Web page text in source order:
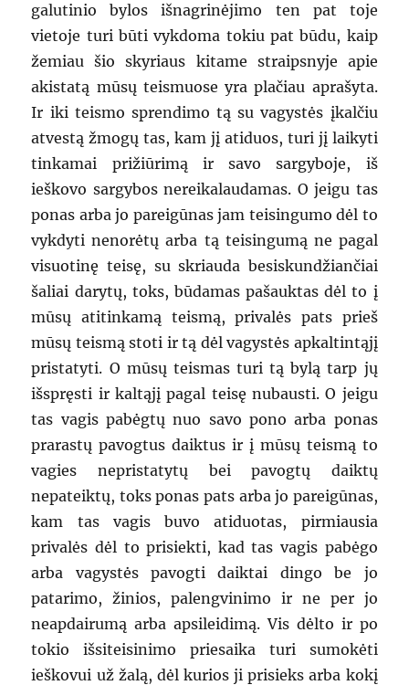
galutinio bylos išnagrinėjimo ten pat toje
vietoje turi būti vykdoma tokiu pat būdu, kaip
žemiau šio skyriaus kitame straipsnyje apie
akistatą mūsų teismuose yra plačiau aprašyta.
Ir iki teismo sprendimo tą su vagystės įkalčiu
atvestą žmogų tas, kam jį atiduos, turi jį laikyti
tinkamai prižiūrimą ir savo sargyboje, iš
ieškovo sargybos nereikalaudamas. O jeigu tas
ponas arba jo pareigūnas jam teisingumo dėl to
vykdyti nenorėtų arba tą teisingumą ne pagal
visuotinę teisę, su skriauda besiskundžiančiai
šaliai darytų, toks, būdamas pašauktas dėl to į
mūsų atitinkamą teismą, privalės pats prieš
mūsų teismą stoti ir tą dėl vagystės apkaltintąjį
pristatyti. O mūsų teismas turi tą bylą tarp jų
išspręsti ir kaltąjį pagal teisę nubausti. O jeigu
tas vagis pabėgtų nuo savo pono arba ponas
prarastų pavogtus daiktus ir į mūsų teismą to
vagies nepristatytų bei pavogtų daiktų
nepateiktų, toks ponas pats arba jo pareigūnas,
kam tas vagis buvo atiduotas, pirmiausia
privalės dėl to prisiekti, kad tas vagis pabėgo
arba vagystės pavogti daiktai dingo be jo
patarimo, žinios, palengvinimo ir ne per jo
neapdairumą arba apsileidimą. Vis dėlto ir po
tokio išsiteisinimo priesaika turi sumokėti
ieškovui už žalą, dėl kurios ji prisieks arba kokį